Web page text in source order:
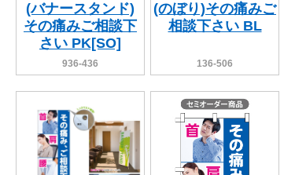
(バナースタンド)
その痛みご相談下
さい PK[SO]
936-436
(のぼり)その痛みご
相談下さい BL
136-506